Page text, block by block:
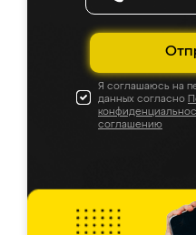
Я соглашаюсь на
данных согласно
соглашению